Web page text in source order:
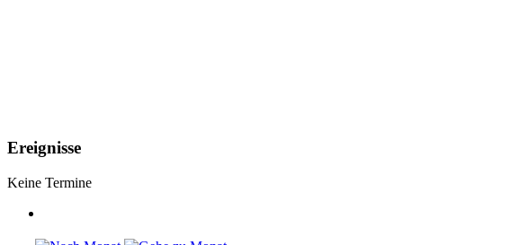
Ereignisse
Keine Termine